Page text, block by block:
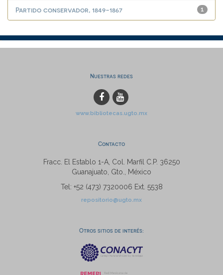
1
Partido conservador, 1849-1867
Nuestras redes
www.bibliotecas.ugto.mx
Contacto
Fracc. El Establo 1-A, Col. Marfil C.P. 36250
Guanajuato, Gto., México
Tel: +52 (473) 7320006 Ext. 5538
repositorio@ugto.mx
Otros sitios de interés: